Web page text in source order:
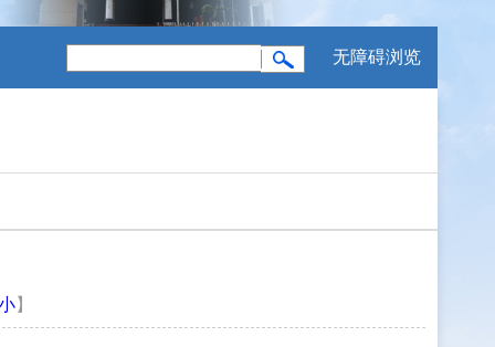
无障碍浏览
】